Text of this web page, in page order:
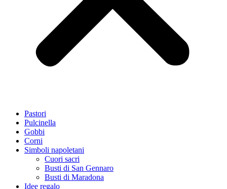
Pastori
Pulcinella
Gobbi
Corni
Simboli napoletani
Cuori sacri
Busti di San Gennaro
Busti di Maradona
Idee regalo